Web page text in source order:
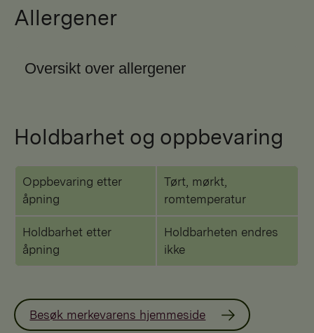
Allergener
Oversikt over allergener
Holdbarhet og oppbevaring
Oppbevaring etter
åpning
Tørt, mørkt,
romtemperatur
Holdbarhet etter
åpning
Holdbarheten endres
ikke
Besøk merkevarens hjemmeside